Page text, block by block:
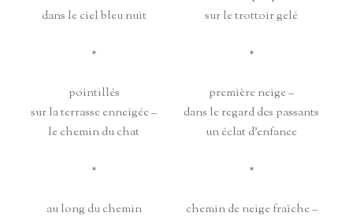
dans le ciel bleu nuit
*
pointillés
sur la terrasse enneigée –
le chemin du chat
*
au long du chemin
sur le trottoir gelé
*
première neige –
dans le regard des passants
un éclat d’enfance
*
chemin de neige fraîche –